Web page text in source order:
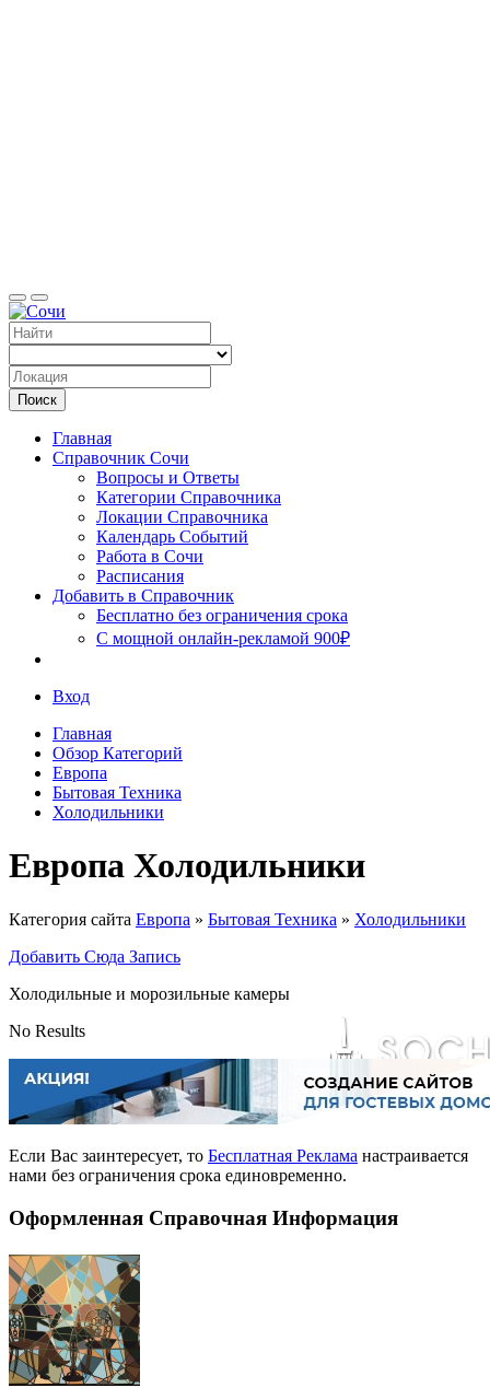
Сочи
Поиск
Главная
Справочник Сочи
Вопросы и Ответы
Категории Справочника
Локации Справочника
Календарь Событий
Работа в Сочи
Расписания
Добавить в Справочник
Бесплатно без ограничения срока
С мощной онлайн-рекламой 900₽
Вход
Главная
Обзор Категорий
Европа
Бытовая Техника
Холодильники
Европа Холодильники
Категория сайта Европа » Бытовая Техника » Холодильники
Добавить Сюда Запись
Холодильные и морозильные камеры
No Results
Если Вас заинтересует, то Бесплатная Реклама настраивается
нами без ограничения срока единовременно.
Оформленная Справочная Информация